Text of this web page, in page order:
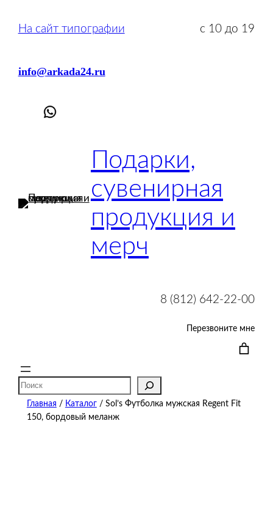
На сайт типографии с 10 до 19
info@arkada24.ru
Подарки,
сувенирная
продукция и
мерч
8 (812) 642-22-00
Перезвоните мне
Поиск
Главная / Каталог/ Sol’s Футболка мужская Regent Fit
150, бордовый меланж